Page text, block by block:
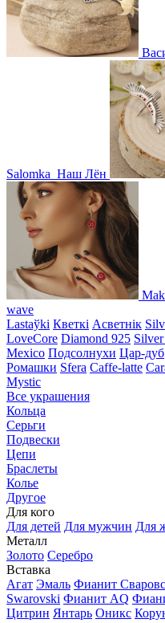
Salomka Наш Лён
wave
Lastaўki Кветкі Асветнiк
LoveCore Diamond 925
Mexico Подсолнухи Цар-дуб
Ромашки Sfera Caffe-latte
Mystic
Все украшения
Кольца
Серьги
Подвески
Цепи
Браслеты
Колье
Другое
Для кого
Для детей Для мужчин Для
Металл
Золото Серебро
Вставка
Агат Эмаль Фианит
Swarovski Фианит AQ
Цитрин Янтарь Оникс